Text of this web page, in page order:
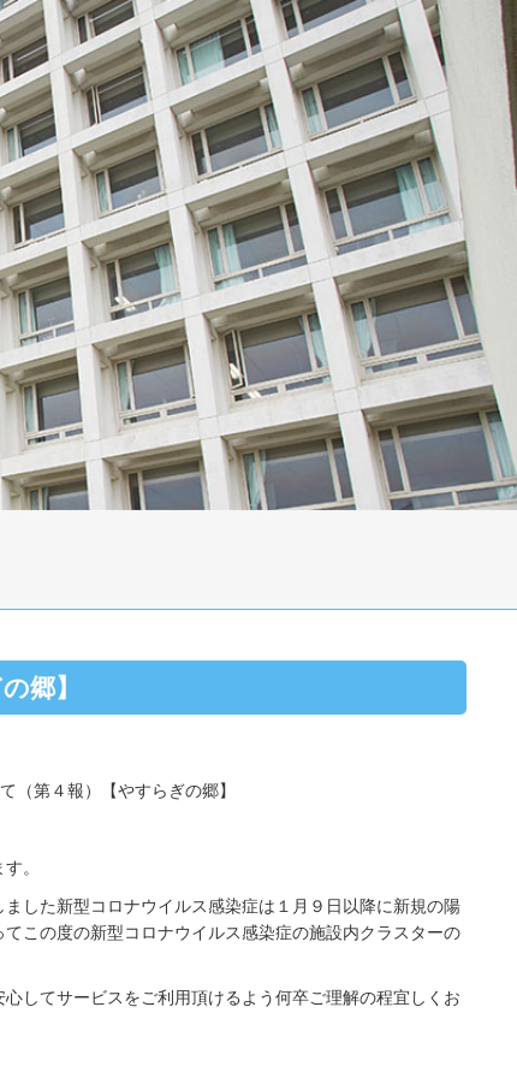
郷】
（第４報）【やすらぎの郷】
。
した新型コロナウイルス感染症は１月９日以降に新規の陽
この度の新型コロナウイルス感染症の施設内クラスターの
してサービスをご利用頂けるよう何卒ご理解の程宜しくお